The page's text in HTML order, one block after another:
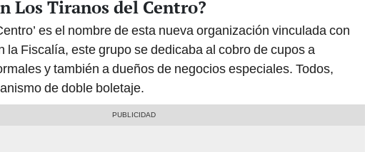
Los Tiranos del Centro?
es el nombre de esta nueva organización vinculada con
la Fiscalía, este grupo se dedicaba al cobro de cupos a
y también a dueños de negocios especiales. Todos,
de doble boletaje.